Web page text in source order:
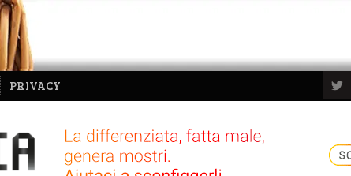
PRIVACY